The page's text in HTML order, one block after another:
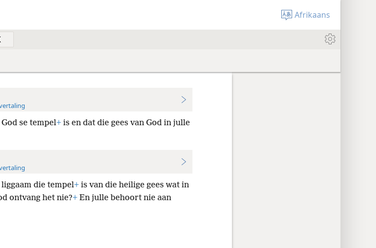
Afrikaans
se tempel+is en dat die gees van God in julle
die tempel+is van die heilige gees wat in
ontvang het nie?+En julle behoort nie aan